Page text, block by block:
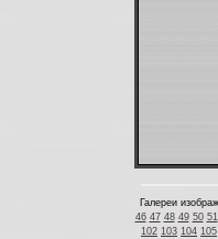
Галереи
46 47 48 49 50 51
102 103 104 105